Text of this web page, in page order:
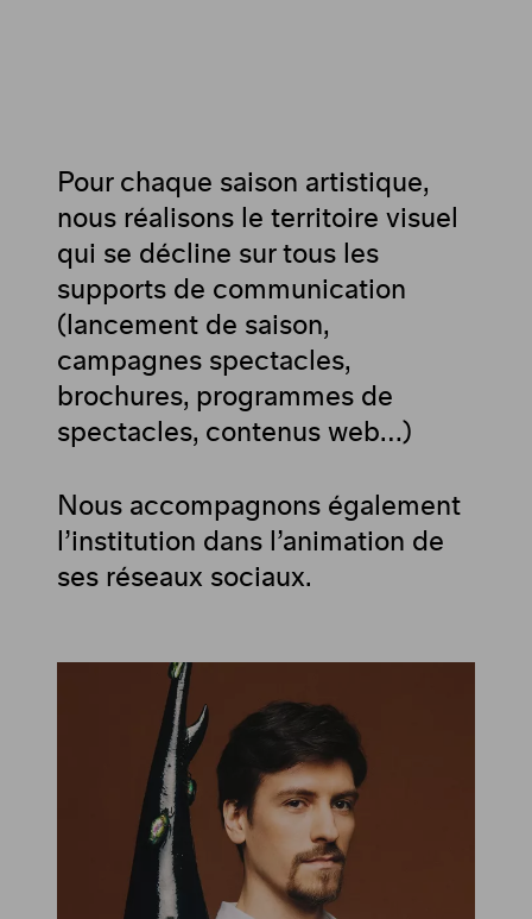
Pour chaque saison artistique,
nous réalisons le territoire visuel
qui se décline sur tous les
supports de communication
(lancement de saison,
campagnes spectacles,
brochures, programmes de
spectacles, contenus web…)
Nous accompagnons également
l’institution dans l’animation de
ses réseaux sociaux.